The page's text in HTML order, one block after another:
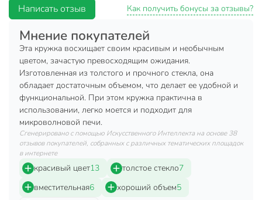
достойным дополнением к кухонному инвентарю.
Основной цвет: синий;
Объем: 350 мл;
Материал: стекло;
Страна производства: Россия.
Техническая информация
Количество в наборе, шт
1 шт
Высота, мм
100 мм
Диаметр, мм
85 мм
Написать отзыв Как получить бонусы за отзывы?
Мнение покупателей
Эта кружка восхищает своим красивым и необычным
цветом, зачастую превосходящим ожидания.
Изготовленная из толстого и прочного стекла, она
обладает достаточным объемом, что делает ее удобной и
функциональной. При этом кружка практична в
использовании, легко моется и подходит для
микроволновой печи.
Сгенерировано с помощью Искусственного Интеллекта на основе 38
отзывов покупателей, собранных с различных тематических площадок
в интернете
красивый цвет13 толстое стекло7
вместительная6 хороший объем5